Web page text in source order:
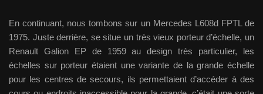
En continuant, nous tombons sur un Mercedes L608d FPTL de
1975. Juste derrière, se situe un très vieux porteur d’échelle, un
Renault Galion EP de 1959 au design très particulier, les
échelles sur porteur étaient une variante de la grande échelle
pour les centres de secours, ils permettaient d’accéder à des